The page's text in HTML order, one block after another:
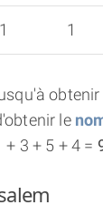
1 1
le
3 + 5 + 4 =